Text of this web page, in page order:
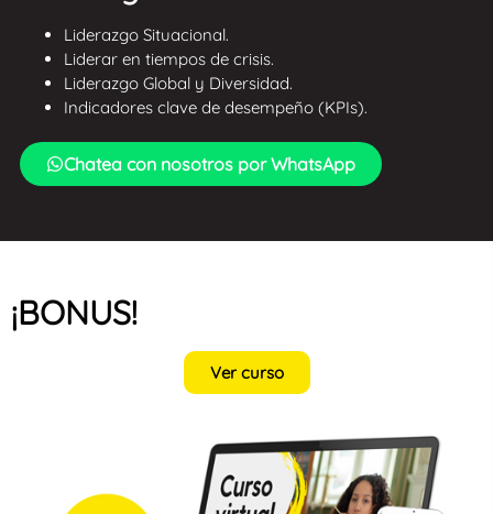
Liderazgo Situacional.
Liderar en tiempos de crisis.
Liderazgo Global y Diversidad.
Indicadores clave de desempeño (KPIs).
Chatea con nosotros por WhatsApp
¡BONUS!
Ver curso